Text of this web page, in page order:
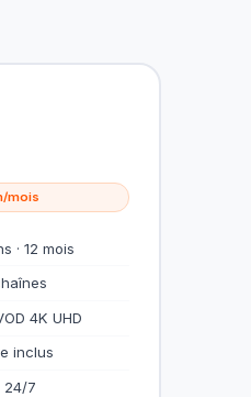
mois
· 12 mois
4K UHD
inclus
24/7